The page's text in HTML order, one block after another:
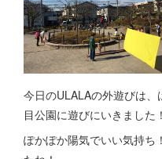
今日のULALAの外遊びは
目公園に遊びにいきました！
ぽかぽか陽気でいい気持ち